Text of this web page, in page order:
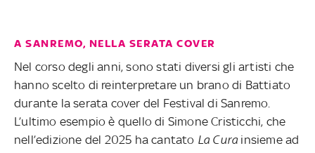
A SANREMO, NELLA SERATA COVER
Nel corso degli anni, sono stati diversi gli artisti che
hanno scelto di reinterpretare un brano di Battiato
durante la serata cover del Festival di Sanremo.
L’ultimo esempio è quello di Simone Cristicchi, che
nell’edizione del 2025 ha cantato La Curainsieme ad